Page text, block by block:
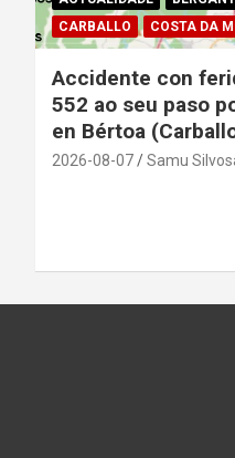
CARBALLO
COSTA DA
Accidente con
552 ao seu paso
en Bértoa
2026-08-07 Samu